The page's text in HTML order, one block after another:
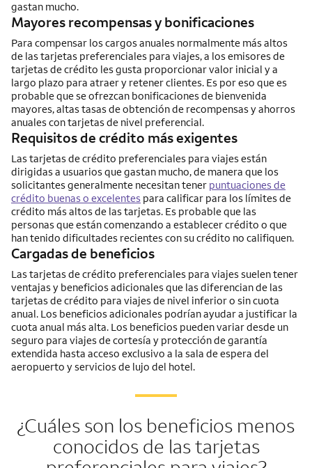
gastan mucho.
Mayores recompensas y bonificaciones
Para compensar los cargos anuales normalmente más altos
de las tarjetas preferenciales para viajes, a los emisores de
tarjetas de crédito les gusta proporcionar valor inicial y a
largo plazo para atraer y retener clientes. Es por eso que es
probable que se ofrezcan bonificaciones de bienvenida
mayores, altas tasas de obtención de recompensas y ahorros
anuales con tarjetas de nivel preferencial.
Requisitos de crédito más exigentes
Las tarjetas de crédito preferenciales para viajes están
dirigidas a usuarios que gastan mucho, de manera que los
solicitantes generalmente necesitan tener puntuaciones de
crédito buenas o excelentes para calificar para los límites de
crédito más altos de las tarjetas. Es probable que las
personas que están comenzando a establecer crédito o que
han tenido dificultades recientes con su crédito no califiquen.
Cargadas de beneficios
Las tarjetas de crédito preferenciales para viajes suelen tener
ventajas y beneficios adicionales que las diferencian de las
tarjetas de crédito para viajes de nivel inferior o sin cuota
anual. Los beneficios adicionales podrían ayudar a justificar la
cuota anual más alta. Los beneficios pueden variar desde un
seguro para viajes de cortesía y protección de garantía
extendida hasta acceso exclusivo a la sala de espera del
aeropuerto y servicios de lujo del hotel.
¿Cuáles son los beneficios menos
conocidos de las tarjetas